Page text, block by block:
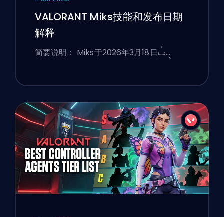
VALORANT Miks技能和发布日期
解释
简要说明： Miks于2026年3月18日ࢷ…